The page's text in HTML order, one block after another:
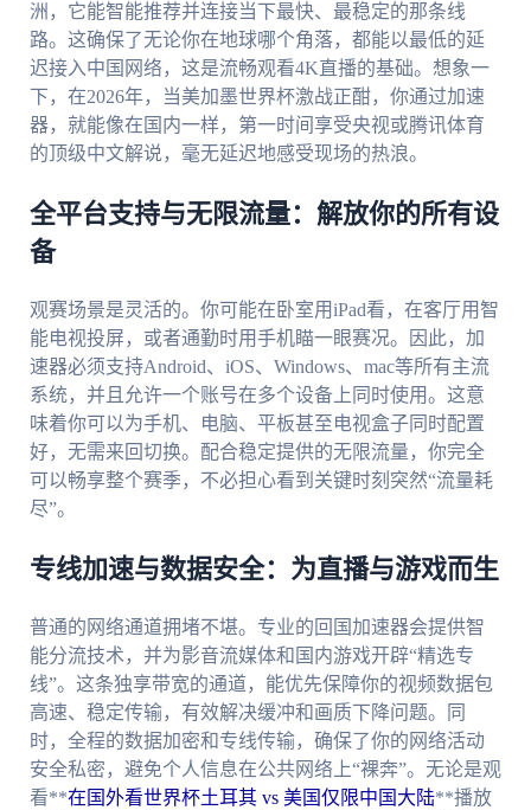
洲，它能智能推荐并连接当下最快、最稳定的那条线
路。这确保了无论你在地球哪个角落，都能以最低的延
迟接入中国网络，这是流畅观看4K直播的基础。想象一
下，在2026年，当美加墨世界杯激战正酣，你通过加速
器，就能像在国内一样，第一时间享受央视或腾讯体育
的顶级中文解说，毫无延迟地感受现场的热浪。
全平台支持与无限流量：解放你的所有设
备
观赛场景是灵活的。你可能在卧室用iPad看，在客厅用智
能电视投屏，或者通勤时用手机瞄一眼赛况。因此，加
速器必须支持Android、iOS、Windows、mac等所有主流
系统，并且允许一个账号在多个设备上同时使用。这意
味着你可以为手机、电脑、平板甚至电视盒子同时配置
好，无需来回切换。配合稳定提供的无限流量，你完全
可以畅享整个赛季，不必担心看到关键时刻突然“流量耗
尽”。
专线加速与数据安全：为直播与游戏而生
普通的网络通道拥堵不堪。专业的回国加速器会提供智
能分流技术，并为影音流媒体和国内游戏开辟“精选专
线”。这条独享带宽的通道，能优先保障你的视频数据包
高速、稳定传输，有效解决缓冲和画质下降问题。同
时，全程的数据加密和专线传输，确保了你的网络活动
安全私密，避免个人信息在公共网络上“裸奔”。无论是观
看**在国外看世界杯土耳其 vs 美国仅限中国大陆**播放